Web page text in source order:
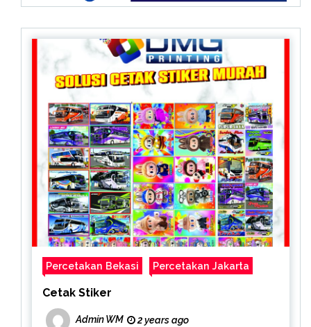
Percetakan Bekasi Percetakan Jakarta
Cetak Stiker
Admin WM 2 years ago